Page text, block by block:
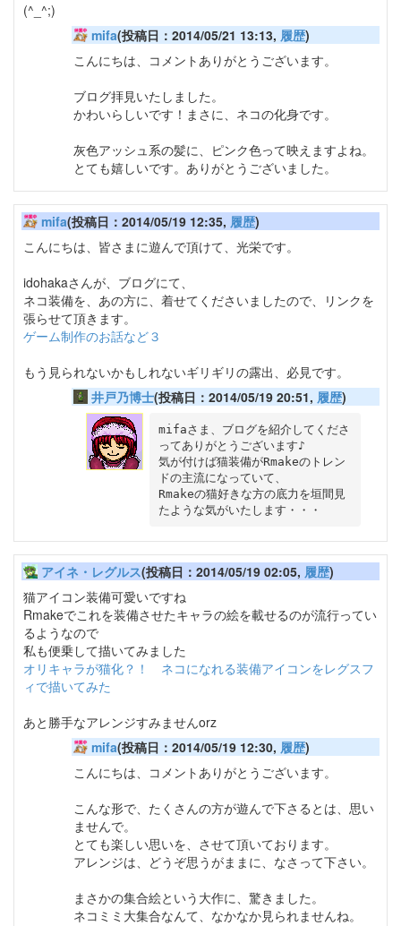
(^_^;)
mifa(投稿日：2014/05/21 13:13, 履歴)
こんにちは、コメントありがとうございます。
ブログ拝見いたしました。
かわいらしいです！まさに、ネコの化身です。
灰色アッシュ系の髪に、ピンク色って映えますよね。
とても嬉しいです。ありがとうございました。
mifa(投稿日：2014/05/19 12:35, 履歴)
こんにちは、皆さまに遊んで頂けて、光栄です。
idohakaさんが、ブログにて、
ネコ装備を、あの方に、着せてくださいましたので、リンクを
張らせて頂きます。
ゲーム制作のお話など３
もう見られないかもしれないギリギリの露出、必見です。
井戸乃博士(投稿日：2014/05/19 20:51, 履歴)
mifaさま、ブログを紹介してくださ
ってありがとうございます♪
気が付けば猫装備がRmakeのトレン
ドの主流になっていて、
Rmakeの猫好きな方の底力を垣間見
アイネ・レグルス(投稿日：2014/05/19 02:05, 履歴)
猫アイコン装備可愛いですね
Rmakeでこれを装備させたキャラの絵を載せるのが流行ってい
るようなので
私も便乗して描いてみました
オリキャラが猫化？！ ネコになれる装備アイコンをレグスフ
ィで描いてみた
あと勝手なアレンジすみませんorz
mifa(投稿日：2014/05/19 12:30, 履歴)
こんにちは、コメントありがとうございます。
こんな形で、たくさんの方が遊んで下さるとは、思い
ませんで。
とても楽しい思いを、させて頂いております。
アレンジは、どうぞ思うがままに、なさって下さい。
まさかの集合絵という大作に、驚きました。
ネコミミ大集合なんて、なかなか見られませんね。